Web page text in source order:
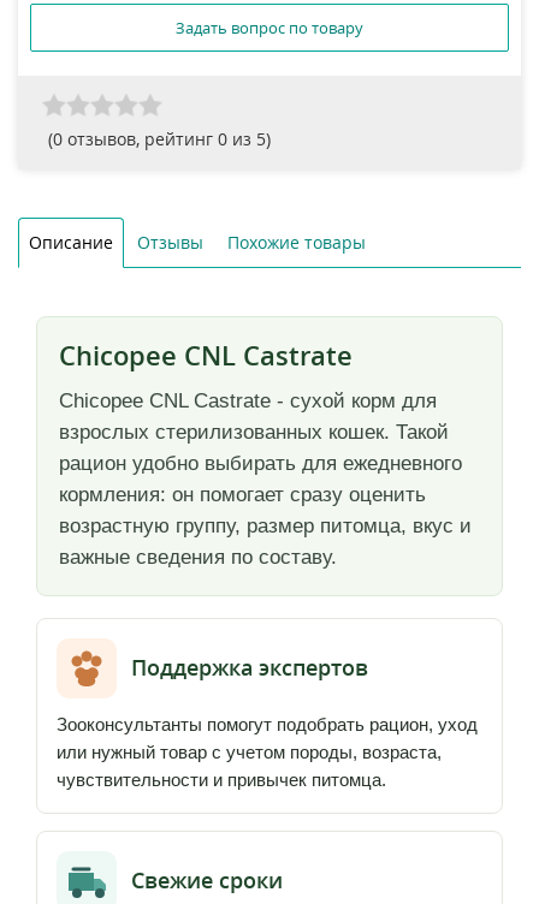
Задать вопрос по товару
(0 отзывов, рейтинг 0 из 5)
Описание Отзывы Похожие товары
Chicopee CNL Castrate
Chicopee CNL Castrate - сухой корм для
взрослых стерилизованных кошек. Такой
рацион удобно выбирать для ежедневного
кормления: он помогает сразу оценить
возрастную группу, размер питомца, вкус и
важные сведения по составу.
Поддержка экспертов
Зооконсультанты помогут подобрать рацион, уход
или нужный товар с учетом породы, возраста,
чувствительности и привычек питомца.
Свежие сроки